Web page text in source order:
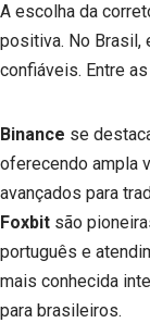
A escolha da
positiva. No
confiáveis. Entre
Binance se
oferecendo ampla
avançados para
Foxbit são
português e
mais conhecida
para brasileiros.